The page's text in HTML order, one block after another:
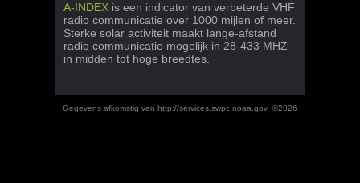
A-INDEX is een indicator van verbeterde VHF
radio communicatie over 1000 mijlen of meer.
Sterke solar activiteit maakt lange-afstand
radio communicatie mogelijk in 28-433 MHZ
in midden tot hoge breedtes.
Gegevens afkomstig van http://services.swpc.noaa.gov ©2026